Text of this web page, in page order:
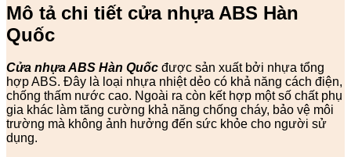
Mô tả chi tiết cửa nhựa ABS Hàn
Quốc
Cửa nhựa ABS Hàn Quốc được sản xuất bởi nhựa tổng
hợp ABS. Đây là loại nhựa nhiệt dẻo có khả năng cách điện,
chống thấm nước cao. Ngoài ra còn kết hợp một số chất phụ
gia khác làm tăng cường khả năng chống cháy, bảo vệ môi
trường mà không ảnh hưởng đến sức khỏe cho người sử
dụng.